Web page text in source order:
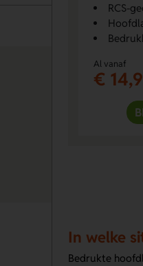
RCS-
Al vanaf
€
In welke
Bedrukte